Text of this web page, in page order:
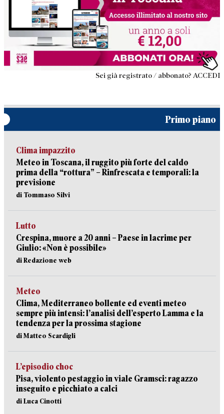
Sei già registrato / abbonato? ACCEDI
Primo piano
Clima impazzito
Meteo in Toscana, il ruggito più forte del caldo
prima della “rottura” – Rinfrescata e temporali: la
previsione
di Tommaso Silvi
Lutto
Crespina, muore a 20 anni – Paese in lacrime per
Giulio: «Non è possibile»
di Redazione web
Meteo
Clima, Mediterraneo bollente ed eventi meteo
sempre più intensi: l’analisi dell’esperto Lamma e la
tendenza per la prossima stagione
di Matteo Scardigli
L’episodio choc
Pisa, violento pestaggio in viale Gramsci: ragazzo
inseguito e picchiato a calci
di Luca Cinotti